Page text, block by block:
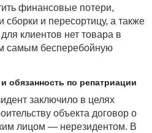
финансовые потери,
и пересортицу, а также
клиентов нет товара в
самым бесперебойную
обязанность по репатриации
заключило в целях
объекта договор о
лицом — нерезидентом. В